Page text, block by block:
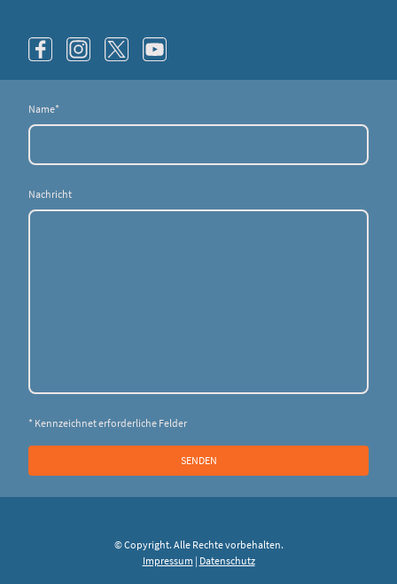
Name*
Nachricht
* Kennzeichnet erforderliche Felder
SENDEN
© Copyright. Alle Rechte vorbehalten.
Impressum | Datenschutz